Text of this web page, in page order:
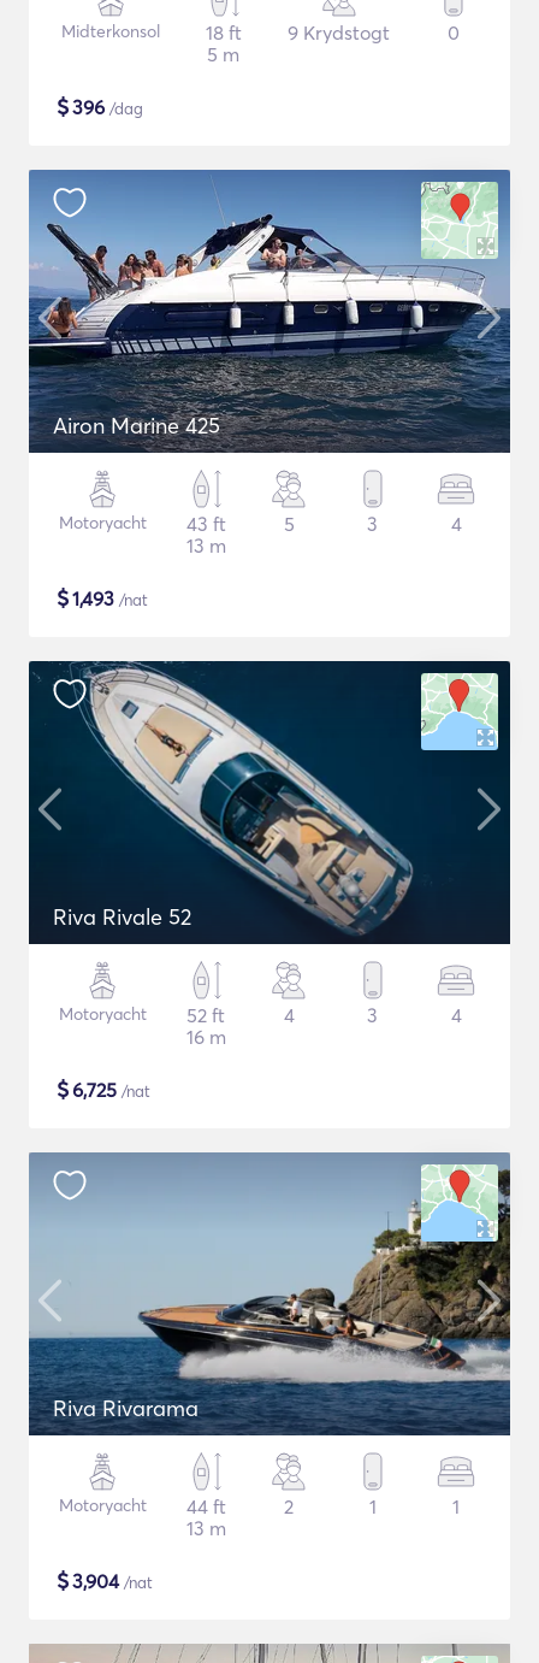
Midterkonsol
18 ft
5 m
9 Krydstogt 0
$396 /dag
Airon Marine 425
Motoryacht
43 ft
13 m
5 3 4
$1,493 /nat
Riva Rivale 52
Motoryacht
52 ft
16 m
4 3 4
$6,725 /nat
Riva Rivarama
Motoryacht
44 ft
13 m
2 1 1
$3,904/nat